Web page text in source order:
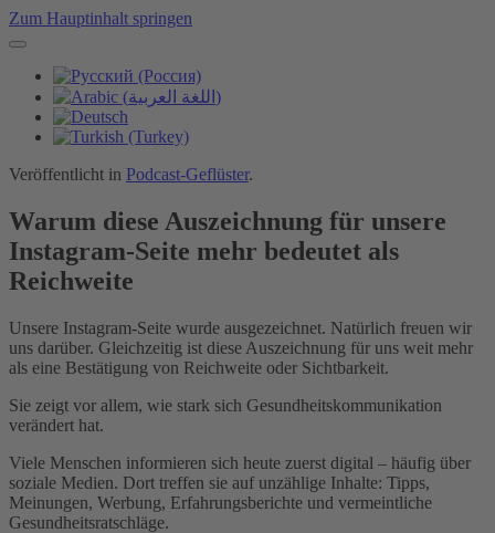
Zum Hauptinhalt springen
Veröffentlicht in Podcast-Geflüster.
Warum diese Auszeichnung für unsere
Instagram-Seite mehr bedeutet als
Reichweite
Unsere Instagram-Seite wurde ausgezeichnet. Natürlich freuen wir
uns darüber. Gleichzeitig ist diese Auszeichnung für uns weit mehr
als eine Bestätigung von Reichweite oder Sichtbarkeit.
Sie zeigt vor allem, wie stark sich Gesundheitskommunikation
verändert hat.
Viele Menschen informieren sich heute zuerst digital – häufig über
soziale Medien. Dort treffen sie auf unzählige Inhalte: Tipps,
Meinungen, Werbung, Erfahrungsberichte und vermeintliche
Gesundheitsratschläge.